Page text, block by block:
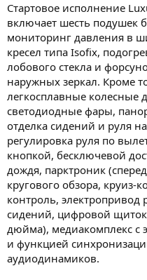
Стартовое исполнение
включает шесть подушек
мониторинг давления в
кресел типа Isofix,
лобового стекла и
наружных зеркал. Кроме
легкосплавные колесные
светодиодные фары,
отделка сидений и руля
регулировка руля по
кнопкой, бесключевой
дождя, парктроник
кругового обзора, круиз-
контроль, электропривод
сидений, цифровой
дюйма), медиакомплекс с
и функцией
аудиодинамиков.